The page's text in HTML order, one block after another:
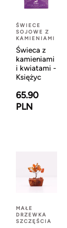
ŚWIECE
SOJOWE Z
KAMIENIAMI
Świeca z
kamieniami
i kwiatami -
Księżyc
65.90
PLN
MAŁE
DRZEWKA
SZCZĘŚCIA